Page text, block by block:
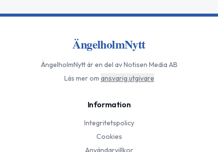
ÄngelholmNytt
ÄngelholmNyttär en del av Notisen Media AB
Läs mer om ansvarig utgivare
Information
Integritetspolicy
Cookies
Användarvillkor